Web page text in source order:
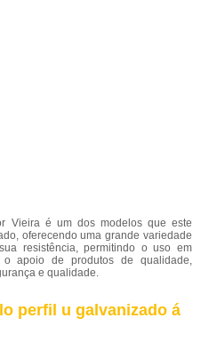
Vieira é um dos modelos que este
oferecendo uma grande variedade
resistência, permitindo o uso em
o apoio de produtos de qualidade,
e qualidade.
perfil u galvanizado á